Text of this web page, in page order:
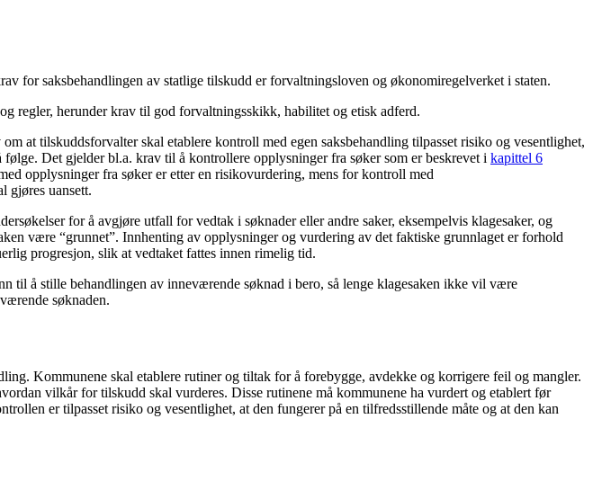
for saksbehandlingen av statlige tilskudd er forvaltningsloven og økonomiregelverket i staten.
regler, herunder krav til god forvaltningsskikk, habilitet og etisk adferd.
at tilskuddsforvalter skal etablere kontroll med egen saksbehandling tilpasset risiko og vesentlighet,
Det gjelder bl.a. krav til å kontrollere opplysninger fra søker som er beskrevet i kapittel 6
opplysninger fra søker er etter en risikovurdering, mens for kontroll med
gjøres uansett.
for å avgjøre utfall for vedtak i søknader eller andre saker, eksempelvis klagesaker, og
være “grunnet”. Innhenting av opplysninger og vurdering av det faktiske grunnlaget er forhold
progresjon, slik at vedtaket fattes innen rimelig tid.
til å stille behandlingen av inneværende søknad i bero, så lenge klagesaken ikke vil være
søknaden.
Kommunene skal etablere rutiner og tiltak for å forebygge, avdekke og korrigere feil og mangler.
vilkår for tilskudd skal vurderes. Disse rutinene må kommunene ha vurdert og etablert før
er tilpasset risiko og vesentlighet, at den fungerer på en tilfredsstillende måte og at den kan